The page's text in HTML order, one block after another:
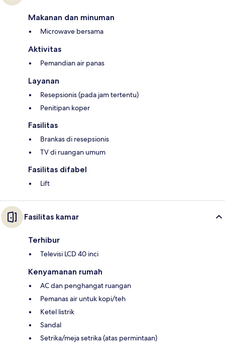
Makanan dan minuman
Microwave bersama
Aktivitas
Pemandian air panas
Layanan
Resepsionis (pada jam tertentu)
Penitipan koper
Fasilitas
Brankas di resepsionis
TV di ruangan umum
Fasilitas difabel
Lift
Fasilitas kamar
Terhibur
Televisi LCD 40 inci
Kenyamanan rumah
AC dan penghangat ruangan
Pemanas air untuk kopi/teh
Ketel listrik
Sandal
Setrika/meja setrika (atas permintaan)